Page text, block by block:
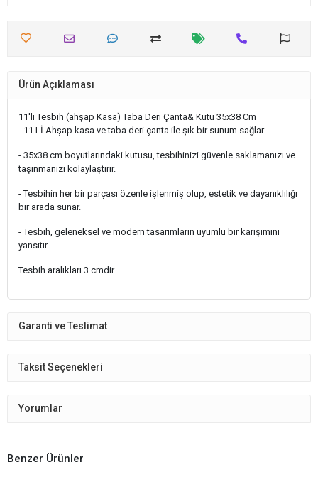
Ürün Açıklaması
11'li Tesbih (ahşap Kasa) Taba Deri Çanta& Kutu 35x38 Cm
- 11 Lİ Ahşap kasa ve taba deri çanta ile şık bir sunum sağlar.
- 35x38 cm boyutlarındaki kutusu, tesbihinizi güvenle saklamanızı ve
taşınmanızı kolaylaştırır.
- Tesbihin her bir parçası özenle işlenmiş olup, estetik ve dayanıklılığı
bir arada sunar.
- Tesbih, geleneksel ve modern tasarımların uyumlu bir karışımını
yansıtır.
Tesbih aralıkları 3 cmdir.
Garanti ve Teslimat
Taksit Seçenekleri
Yorumlar
Benzer Ürünler